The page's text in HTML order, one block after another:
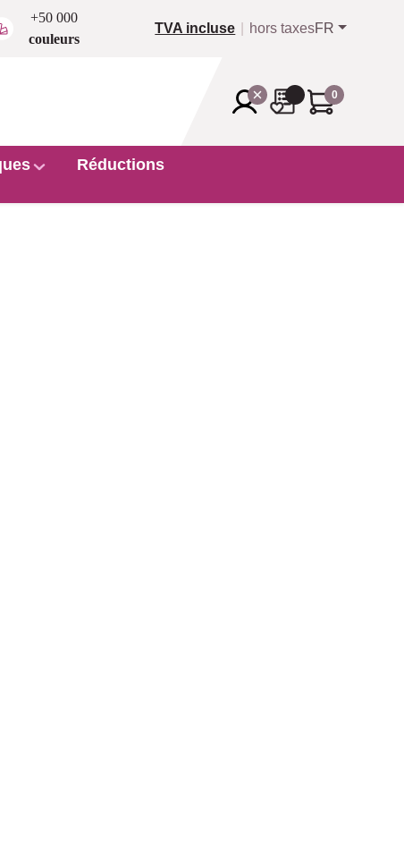
+50 000
couleurs
TVA incluse hors taxesFR
0
Réductions